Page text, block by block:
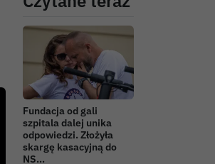
Fundacja od gali
szpitala dalej unika
odpowiedzi. Złożyła
skargę kasacyjną do
NS…